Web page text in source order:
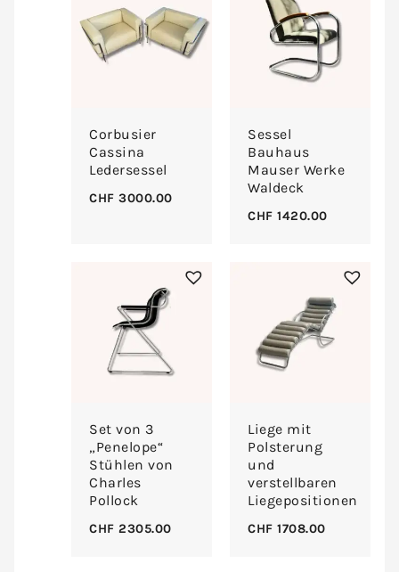
Corbusier
Cassina
Ledersessel
CHF 3000.00
Sessel
Bauhaus
Mauser Werke
Waldeck
CHF 1420.00
Set von 3
„Penelope“
Stühlen von
Charles
Pollock
CHF 2305.00
Liege mit
Polsterung
und
verstellbaren
Liegepositionen
CHF 1708.00